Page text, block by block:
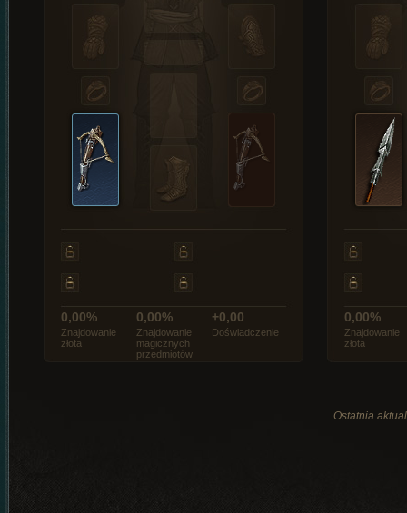
0,00%
Znajdowanie
złota
0,00%
Znajdowanie
magicznych
przedmiotów
+0,00
Doświadczenie
0,00%
Znajdowanie
złota
Ostatnia